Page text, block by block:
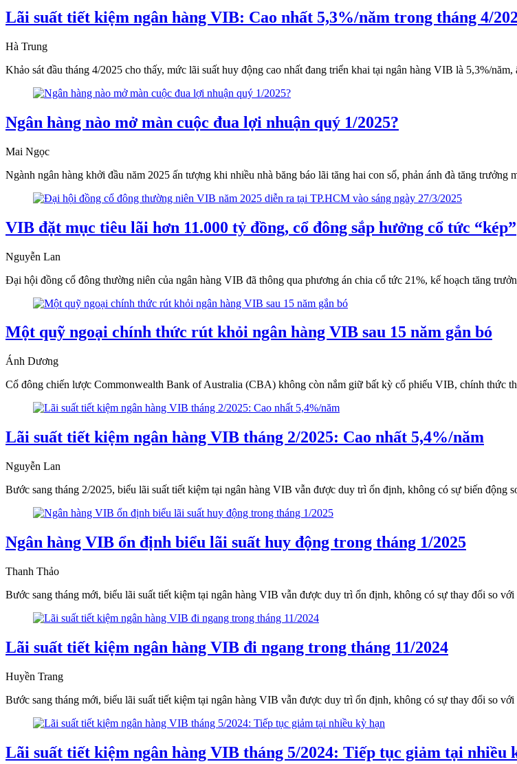
Lãi suất tiết kiệm ngân hàng VIB: Cao nhất 5,3%/năm trong tháng 4/
Hà Trung
Khảo sát đầu tháng 4/2025 cho thấy, mức lãi suất huy động cao nhất đang triển khai tại ngân hàng VIB là 5,3%/
Ngân hàng nào mở màn cuộc đua lợi nhuận quý 1/2025?
Mai Ngọc
Ngành ngân hàng khởi đầu năm 2025 ấn tượng khi nhiều nhà băng báo lãi tăng hai con số, phản ánh đà tăng trưởng
VIB đặt mục tiêu lãi hơn 11.000 tỷ đồng, cổ đông sắp hưởng cổ tức “kép”
Nguyễn Lan
Đại hội đồng cổ đông thường niên của ngân hàng VIB đã thông qua phương án chia cổ tức 21%, kế hoạch tăng
Một quỹ ngoại chính thức rút khỏi ngân hàng VIB sau 15 năm gắn bó
Ánh Dương
Cổ đông chiến lược Commonwealth Bank of Australia (CBA) không còn nắm giữ bất kỳ cổ phiếu VIB, chính thức
Lãi suất tiết kiệm ngân hàng VIB tháng 2/2025: Cao nhất 5,4%/năm
Nguyễn Lan
Bước sang tháng 2/2025, biểu lãi suất tiết kiệm tại ngân hàng VIB vẫn được duy trì ổn định, không có sự biến động
Ngân hàng VIB ổn định biểu lãi suất huy động trong tháng 1/2025
Thanh Thảo
Bước sang tháng mới, biểu lãi suất tiết kiệm tại ngân hàng VIB vẫn được duy trì ổn định, không có sự thay đổi so với
Lãi suất tiết kiệm ngân hàng VIB đi ngang trong tháng 11/2024
Huyền Trang
Bước sang tháng mới, biểu lãi suất tiết kiệm tại ngân hàng VIB vẫn được duy trì ổn định, không có sự thay đổi so với
Lãi suất tiết kiệm ngân hàng VIB tháng 5/2024: Tiếp tục giảm tại nhiều